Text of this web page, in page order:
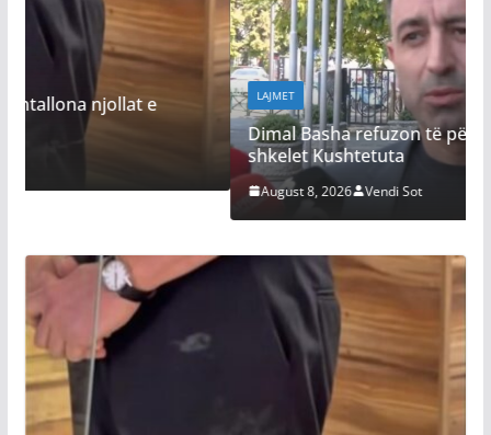
LAJMET
Dimal Basha refuzon të përgjigjet nëse po
August 8, 2026 Vendi Sot